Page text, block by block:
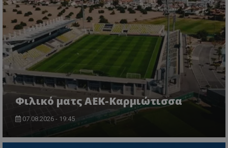
Φιλικό ματς ΑΕΚ-Καρμιώτισσα
07.08.2026 - 19:45